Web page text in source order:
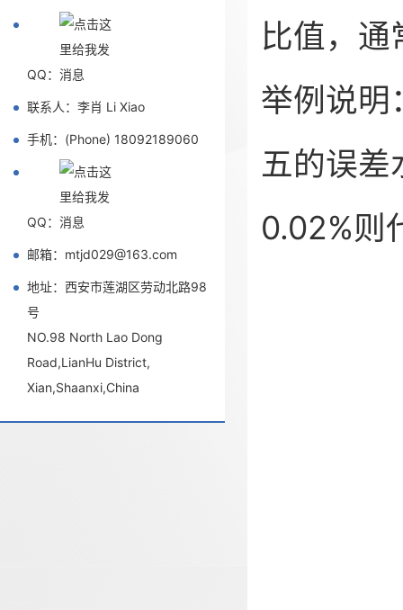
QQ：
联系人：李肖 Li Xiao
手机：(Phone) 18092189060
QQ：
邮箱：mtjd029@163.com
地址：西安市莲湖区劳动北路98
号
NO.98 North Lao Dong
Road,LianHu District,
Xian,Shaanxi,China
比值，通
举例说明
五的误差
0.02%则